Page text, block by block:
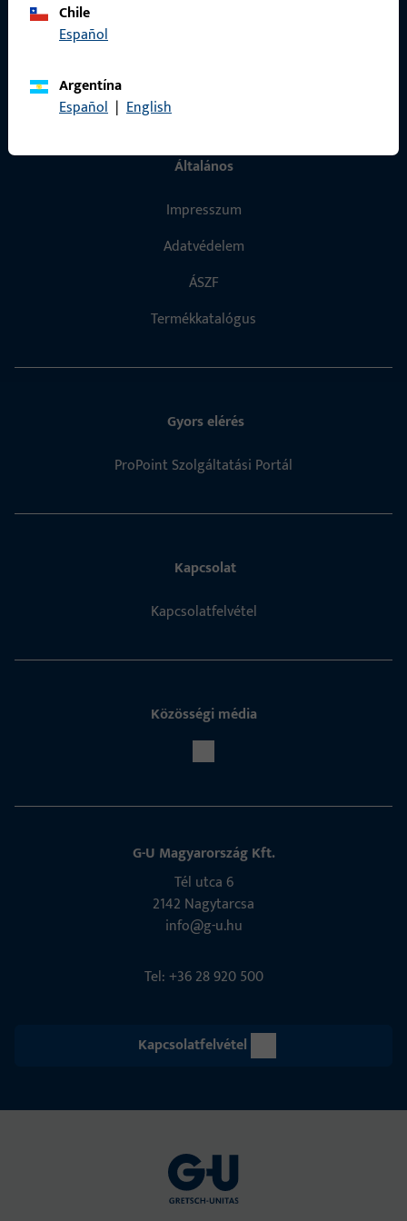
Chile
Español
Argentína
Español | English
Általános
Impresszum
Adatvédelem
ÁSZF
Termékkatalógus
Gyors elérés
ProPoint Szolgáltatási Portál
Kapcsolat
Kapcsolatfelvétel
Közösségi média
G-U Magyarország Kft.
Tél utca 6
2142 Nagytarcsa
info@g-u.hu
Tel: +36 28 920 500
Kapcsolatfelvétel